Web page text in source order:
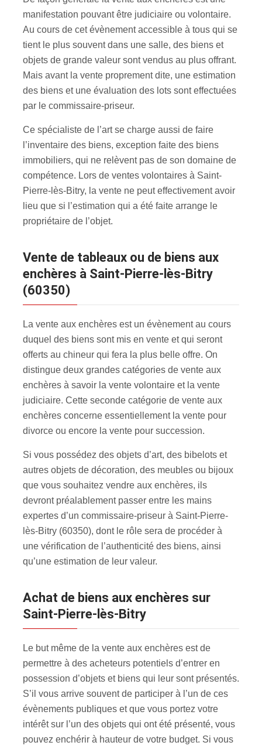
manifestation pouvant être judiciaire ou volontaire.
Au cours de cet évènement accessible à tous qui se
tient le plus souvent dans une salle, des biens et
objets de grande valeur sont vendus au plus offrant.
Mais avant la vente proprement dite, une estimation
des biens et une évaluation des lots sont effectuées
par le commissaire-priseur.
Ce spécialiste de l’art se charge aussi de faire
l’inventaire des biens, exception faite des biens
immobiliers, qui ne relèvent pas de son domaine de
compétence. Lors de ventes volontaires à Saint-
Pierre-lès-Bitry, la vente ne peut effectivement avoir
lieu que si l’estimation qui a été faite arrange le
propriétaire de l’objet.
Vente de tableaux ou de biens aux
enchères à Saint-Pierre-lès-Bitry
(60350)
La vente aux enchères est un évènement au cours
duquel des biens sont mis en vente et qui seront
offerts au chineur qui fera la plus belle offre. On
distingue deux grandes catégories de vente aux
enchères à savoir la vente volontaire et la vente
judiciaire. Cette seconde catégorie de vente aux
enchères concerne essentiellement la vente pour
divorce ou encore la vente pour succession.
Si vous possédez des objets d’art, des bibelots et
autres objets de décoration, des meubles ou bijoux
que vous souhaitez vendre aux enchères, ils
devront préalablement passer entre les mains
expertes d’un commissaire-priseur à Saint-Pierre-
lès-Bitry (60350), dont le rôle sera de procéder à
une vérification de l’authenticité des biens, ainsi
qu’une estimation de leur valeur.
Achat de biens aux enchères sur
Saint-Pierre-lès-Bitry
Le but même de la vente aux enchères est de
permettre à des acheteurs potentiels d’entrer en
possession d’objets et biens qui leur sont présentés.
S’il vous arrive souvent de participer à l’un de ces
évènements publiques et que vous portez votre
intérêt sur l’un des objets qui ont été présenté, vous
pouvez enchérir à hauteur de votre budget. Si vous